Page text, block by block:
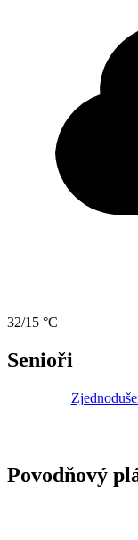
32/15 °C
Senioři
Povodňový